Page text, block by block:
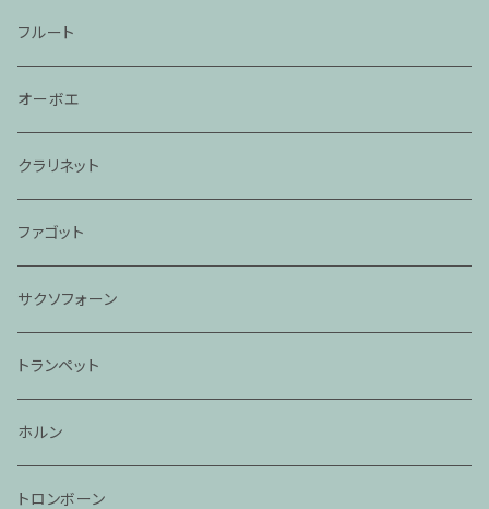
フルート
オーボエ
クラリネット
ファゴット
サクソフォーン
トランペット
ホルン
トロンボーン